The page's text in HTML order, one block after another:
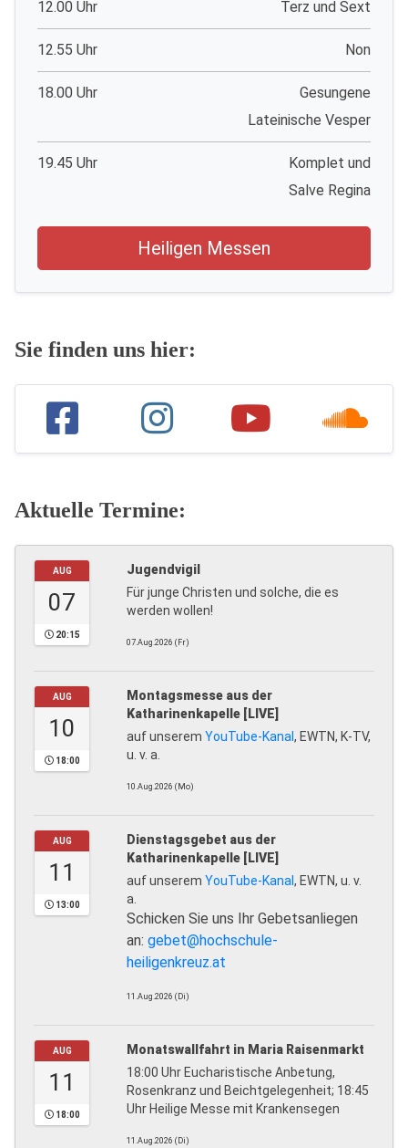
12.00 Uhr Terz und Sext
12.55 Uhr Non
18.00 Uhr
Gesungene
Lateinische Vesper
19.45 Uhr
Komplet und
Salve Regina
Heiligen Messen
Sie finden uns hier:
Aktuelle Termine:
AUG
07
20:15
Jugendvigil
Für junge Christen und solche, die es
werden wollen!
07.Aug.2026 (Fr)
AUG
10
18:00
Montagsmesse aus der
Katharinenkapelle [LIVE]
auf unserem YouTube-Kanal, EWTN, K-TV,
u. v. a.
10.Aug.2026 (Mo)
AUG
11
13:00
Dienstagsgebet aus der
Katharinenkapelle [LIVE]
auf unserem YouTube-Kanal, EWTN, u. v.
a.
Schicken Sie uns Ihr Gebetsanliegen
an: gebet@hochschule-
heiligenkreuz.at
11.Aug.2026 (Di)
AUG
11
18:00
Monatswallfahrt in Maria Raisenmarkt
18:00 Uhr Eucharistische Anbetung,
Rosenkranz und Beichtgelegenheit; 18:45
Uhr Heilige Messe mit Krankensegen
11.Aug.2026 (Di)